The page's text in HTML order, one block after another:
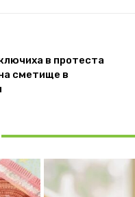
в протеста
сметище в